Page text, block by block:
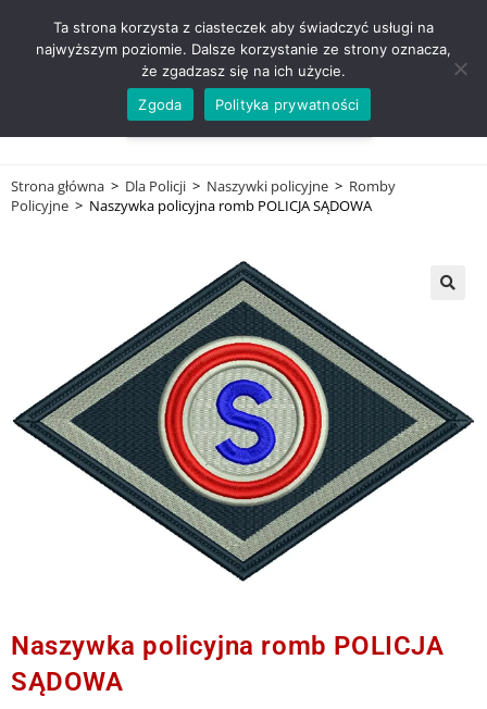
ZADZWOŃ TEL. 600 352 938
Strona główna > Dla Policji > Naszywki policyjne > Romby
Policyjne > Naszywka policyjna romb POLICJA SĄDOWA
Naszywka policyjna romb POLICJA
SĄDOWA
Ta strona korzysta z ciasteczek aby świadczyć usługi na
najwyższym poziomie. Dalsze korzystanie ze strony oznacza,
że zgadzasz się na ich użycie.
Zgoda
Polityka prywatności